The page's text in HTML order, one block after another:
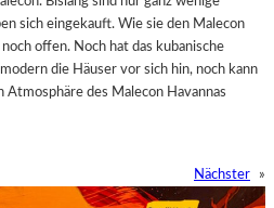
sich eingekauft. Wie sie den Malecon
offen. Noch hat das kubanische
die Häuser vor sich hin, noch kann
Atmosphäre des Malecon Havannas
Nächster »